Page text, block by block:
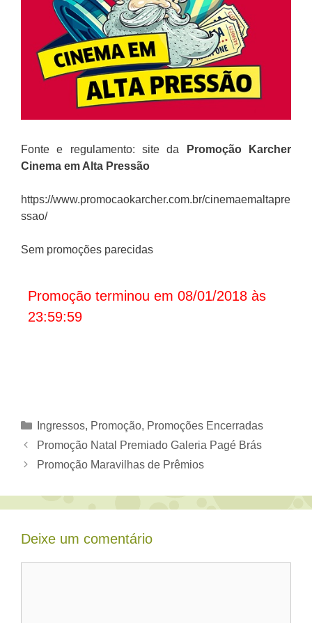
Fonte e regulamento: site da Promoção
Karcher
Cinema em Alta Pressão
https://www.promocaokarcher.com.br/cinemaemaltapre
ssao/
Sem promoções parecidas
Promoção terminou em 08/01/2018 às
23:59:59
Categorias
Ingressos, Promoção, Promoções Encerradas
Promoção Natal Premiado Galeria Pagé Brás
Promoção Maravilhas de Prêmios
Deixe um comentário